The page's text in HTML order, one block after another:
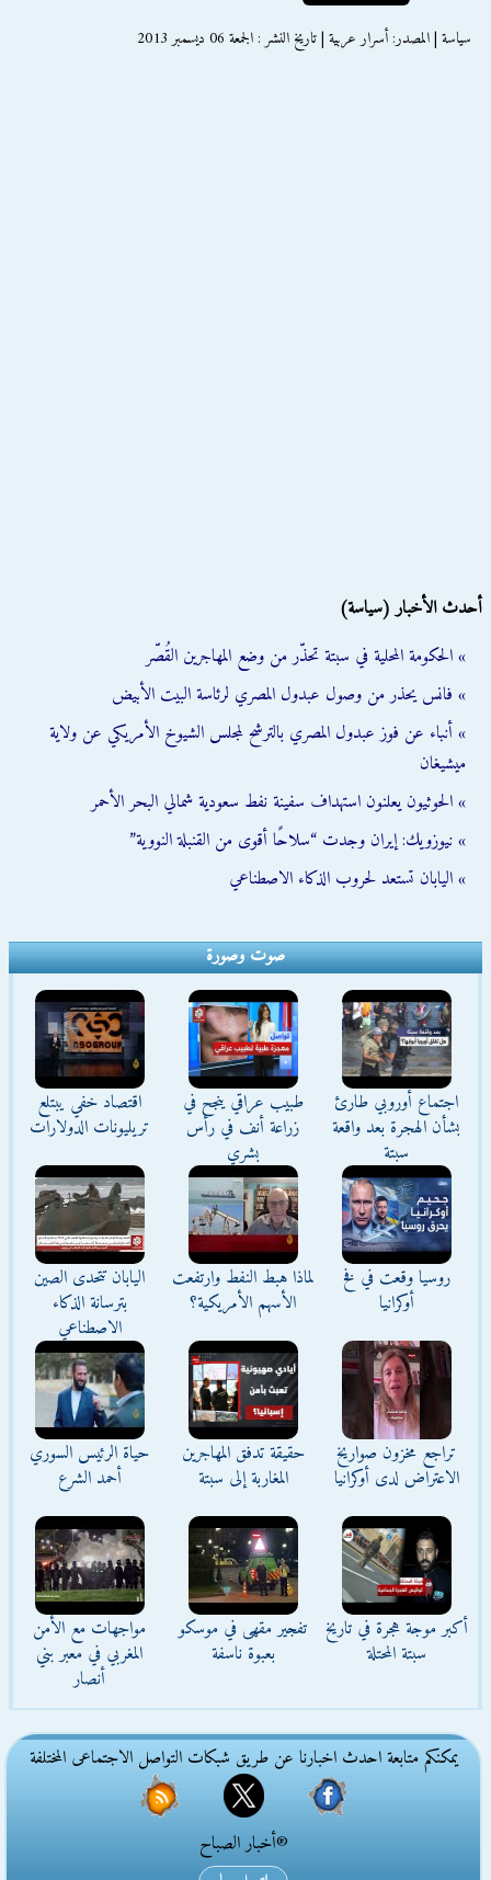
سياسة | المصدر: أسرار عربية | تاريخ النشر : الجمعة 06 ديسمبر 2013
أحدث الأخبار (سياسة)
» الحكومة المحلية في سبتة تحذّر من وضع المهاجرين القُصّر
» فانس يحذر من وصول عبدول المصري لرئاسة البيت الأبيض
» أنباء عن فوز عبدول المصري بالترشح لمجلس الشيوخ الأمريكي عن ولاية
ميشيغان
» الحوثيون يعلنون استهداف سفينة نفط سعودية شمالي البحر الأحمر
» نيوزويك: إيران وجدت “سلاحًا أقوى من القنبلة النووية”
» اليابان تستعد لحروب الذكاء الاصطناعي
صوت وصورة
اجتماع أوروبي طارئ
بشأن الهجرة بعد واقعة
سبتة
طبيب عراقي ينجح في
زراعة أنف في رأس
بشري
اقتصاد خفي يبتلع
تريليونات الدولارات
روسيا وقعت في فخ
أوكرانيا
لماذا هبط النفط وارتفعت
الأسهم الأمريكية؟
اليابان تتحدى الصين
بترسانة الذكاء
الاصطناعي
تراجع مخزون صواريخ
الاعتراض لدى أوكرانيا
حقيقة تدفق المهاجرين
المغاربة إلى سبتة
حياة الرئيس السوري
أحمد الشرع
أكبر موجة هجرة في تاريخ
سبتة المحتلة
تفجير مقهى في موسكو
بعبوة ناسفة
مواجهات مع الأمن
المغربي في معبر بني
أنصار
يمكنكم متابعة احدث اخبارنا عن طريق شبكات التواصل الاجتماعى المختلفة
®أخبار الصباح